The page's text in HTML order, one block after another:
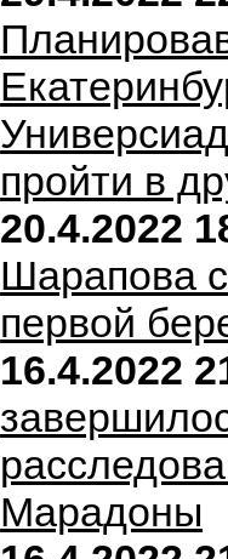
пройти в
20.4.2022
Шарапова
первой
16.4.2022
Марадоны